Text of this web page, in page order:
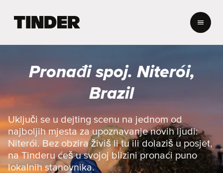
e
r
l
o
v
n
i
c
Pronađi spoj. Niterói,
Brazil
Uključi se u dejting scenu na jednom od
najboljih mjesta za upoznavanje novih ljudi:
Niterói. Bez obzira živiš li tu ili dolaziš u posjet,
na Tinderu ćeš u svojoj blizini pronaći puno
lokalnih stanovnika.